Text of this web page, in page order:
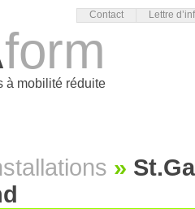
Contact Lettre
form
à mobilité réduite
»